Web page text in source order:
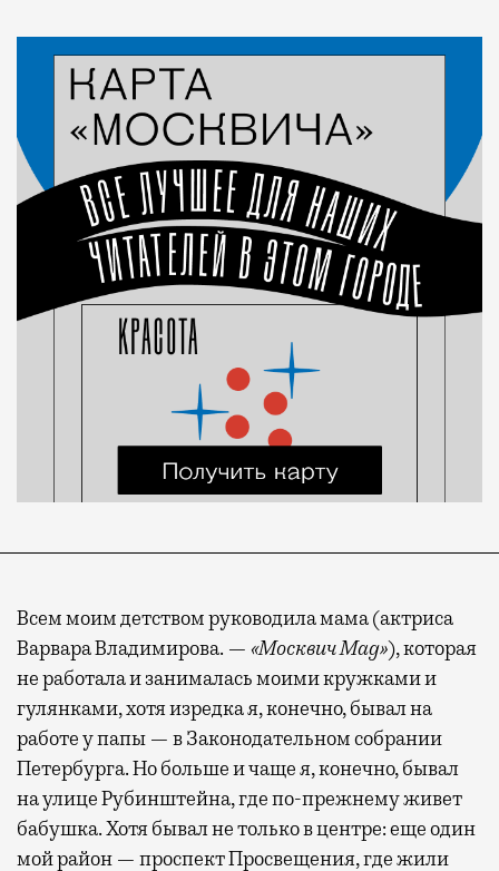
Всем моим детством руководила мама (актриса
Варвара Владимирова. — «Москвич Mag»), которая
не работала и занималась моими кружками и
гулянками, хотя изредка я, конечно, бывал на
работе у папы — в Законодательном собрании
Петербурга. Но больше и чаще я, конечно, бывал
на улице Рубинштейна, где по-прежнему живет
бабушка. Хотя бывал не только в центре: еще один
мой район — проспект Просвещения, где жили